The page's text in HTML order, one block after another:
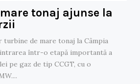
tonaj ajunse la
de mare tonaj la Câmpia
într-o etapă importantă a
pe gaz de tip CCGT, cu o